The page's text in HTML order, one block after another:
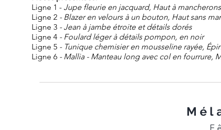
Ligne 1 - Jupe fleurie en jacquard, Haut à
Ligne 2 - Blazer en velours à un bouton, Haut sans
Ligne 3 - Jean à jambe étroite et détails dorés
Ligne 4 - Foulard léger à détails pompon, en noir
Ligne 5 - Tunique chemisier en mousseline rayée,
Ligne 6 - Mallia - Manteau long avec col en fourrure,